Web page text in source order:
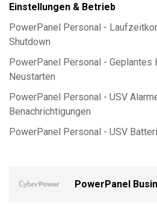
Einstellungen & Betrieb
PowerPanel Personal -
Shutdown
PowerPanel Personal - Geplantes
Neustarten
PowerPanel Personal - USV
Benachrichtigungen
PowerPanel Personal - USV
PowerPanel